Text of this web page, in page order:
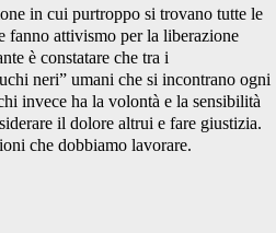
in cui purtroppo si trovano tutte le
fanno attivismo per la liberazione
è constatare che tra i
neri” umani che si incontrano ogni
invece ha la volontà e la sensibilità
il dolore altrui e fare giustizia.
che dobbiamo lavorare.